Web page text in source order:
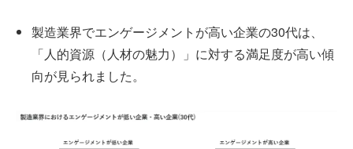
製造業界でエンゲージメントが高い企業の30代は、
「人的資源（人材の魅力）」に対する満足度が高い傾
向が見られました。